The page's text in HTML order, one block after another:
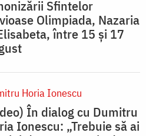
Sfintelor
Olimpiada, Nazaria
între 15 și 17
Horia Ionescu
În dialog cu Dumitru
Ionescu: „Trebuie să ai